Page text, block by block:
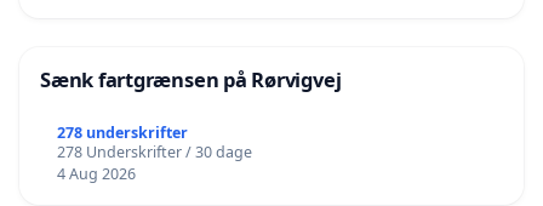
Sænk fartgrænsen på Rørvigvej
278 underskrifter
278 Underskrifter / 30 dage
4 Aug 2026